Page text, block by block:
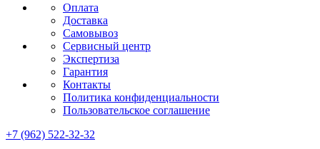
Оплата
Доставка
Самовывоз
Сервисный центр
Экспертиза
Гарантия
Контакты
Политика конфиденциальности
Пользовательское соглашение
+7 (962) 522-32-32